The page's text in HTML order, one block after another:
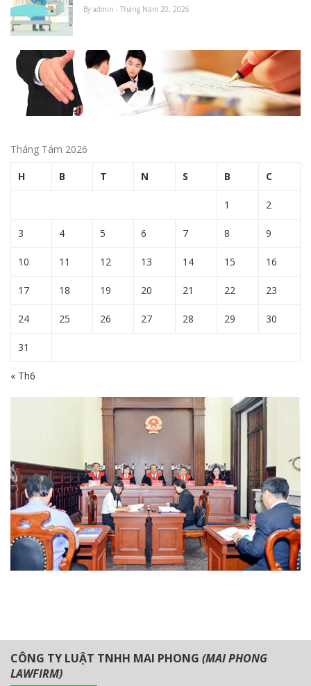
By admin - Tháng Năm 20, 2026
Tháng Tám 2026
H B T N S B C
1 2
3 4 5 6 7 8 9
10 11 12 13 14 15 16
17 18 19 20 21 22 23
24 25 26 27 28 29 30
31
« Th6
CÔNG TY LUẬT TNHH MAI PHONG (MAI PHONG
LAWFIRM)